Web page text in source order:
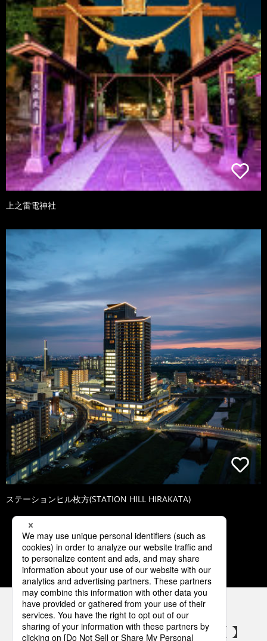
上之雷電神社
ステーションヒル枚方(STATION HILL HIRAKATA)
1 2 3 4 5
パナソニックの電気設備 SNSアカウント